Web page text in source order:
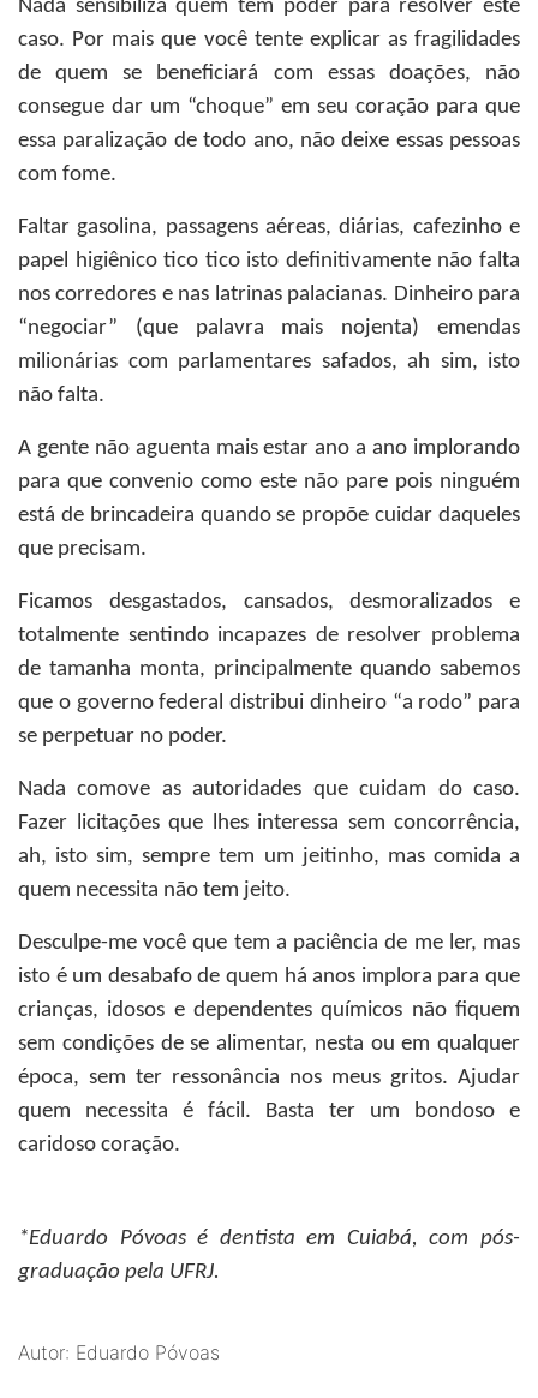
Nada sensibiliza quem tem poder para resolver este
caso. Por mais que você tente explicar as fragilidades
de quem se beneficiará com essas doações, não
consegue dar um “choque” em seu coração para que
essa paralização de todo ano, não deixe essas pessoas
com fome.
Faltar gasolina, passagens aéreas, diárias, cafezinho e
papel higiênico tico tico isto definitivamente não falta
nos corredores e nas latrinas palacianas. Dinheiro para
“negociar” (que palavra mais nojenta) emendas
milionárias com parlamentares safados, ah sim, isto
não falta.
A gente não aguenta mais estar ano a ano implorando
para que convenio como este não pare pois ninguém
está de brincadeira quando se propõe cuidar daqueles
que precisam.
Ficamos desgastados, cansados, desmoralizados e
totalmente sentindo incapazes de resolver problema
de tamanha monta, principalmente quando sabemos
que o governo federal distribui dinheiro “a rodo” para
se perpetuar no poder.
Nada comove as autoridades que cuidam do caso.
Fazer licitações que lhes interessa sem concorrência,
ah, isto sim, sempre tem um jeitinho, mas comida a
quem necessita não tem jeito.
Desculpe-me você que tem a paciência de me ler, mas
isto é um desabafo de quem há anos implora para que
crianças, idosos e dependentes químicos não fiquem
sem condições de se alimentar, nesta ou em qualquer
época, sem ter ressonância nos meus gritos. Ajudar
quem necessita é fácil. Basta ter um bondoso e
caridoso coração.
*Eduardo Póvoasé dentista em Cuiabá, com pós-
graduação pela UFRJ.
Autor: Eduardo Póvoas